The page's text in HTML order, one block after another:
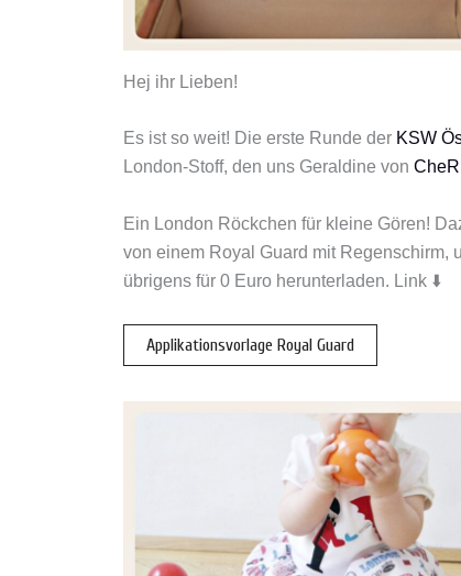
Hej ihr Lieben!
Es ist so weit! Die erste Runde der KSW
London-Stoff, den uns Geraldine von
Ein London Röckchen für kleine Gören!
von einem Royal Guard mit Regenschirm,
übrigens für 0 Euro herunterladen. Link ⬇️
Applikationsvorlage Royal Guard